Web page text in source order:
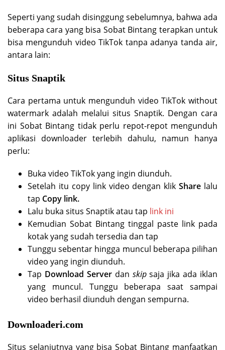
Seperti yang sudah disinggung sebelumnya, bahwa ada
beberapa cara yang bisa Sobat Bintang terapkan untuk
bisa mengunduh video TikTok tanpa adanya tanda air,
antara lain:
Situs Snaptik
Cara pertama untuk mengunduh video TikTok without
watermark adalah melalui situs Snaptik. Dengan cara
ini Sobat Bintang tidak perlu repot-repot mengunduh
aplikasi downloader terlebih dahulu, namun hanya
perlu:
Buka video TikTok yang ingin diunduh.
Setelah itu copy link video dengan klikShare lalu
tap Copy link.
Lalu buka situs Snaptik atau tap link ini
Kemudian Sobat Bintang tinggal paste link pada
kotak yang sudah tersedia dan tap
Tunggu sebentar hingga muncul beberapa pilihan
video yang ingin diunduh.
Tap Download Server dan skipsaja jika ada iklan
yang muncul. Tunggu beberapa saat sampai
video berhasil diunduh dengan sempurna.
Downloaderi.com
Situs selanjutnya yang bisa Sobat Bintang manfaatkan